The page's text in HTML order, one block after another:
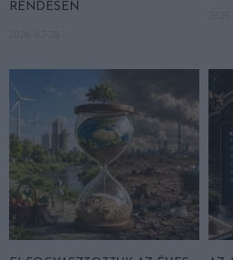
RENDESEN